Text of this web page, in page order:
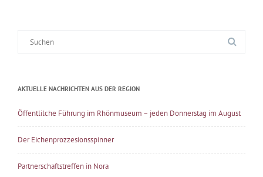
AKTUELLE NACHRICHTEN AUS DER REGION
Öffentlilche Führung im Rhönmuseum – jeden Donnerstag im August
Der Eichenprozzesionsspinner
Partnerschaftstreffen in Nora